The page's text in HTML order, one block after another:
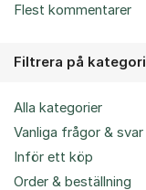
Flest kommentarer
Filtrera på kategori
Alla kategorier
Vanliga frågor & svar
Inför ett köp
Order & beställning